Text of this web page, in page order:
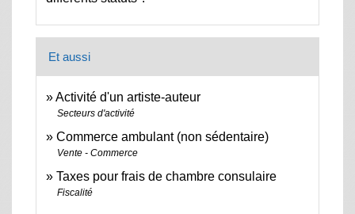
Et aussi
Activité d'un artiste-auteur
Secteurs d'activité
Commerce ambulant (non sédentaire)
Vente - Commerce
Taxes pour frais de chambre consulaire
Fiscalité